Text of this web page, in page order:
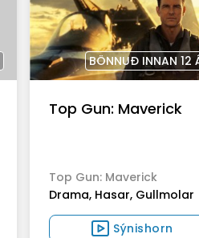
BÖNNUÐ INNAN 12
Top Gun: Maverick
Top Gun: Maverick
Drama, Hasar, Gullmolar
Sýnishorn